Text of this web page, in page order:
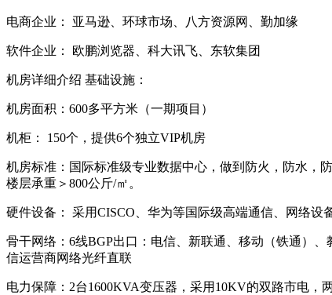
电商企业： 亚马逊、环球市场、八方资源网、勤加缘
软件企业： 欧鹏浏览器、科大讯飞、东软集团
机房详细介绍 基础设施：
机房面积：600多平方米（一期项目）
机柜： 150个，提供6个独立VIP机房
机房标准：国际标准级专业数据中心，做到防火，防水，
楼层承重＞800公斤/㎡。
硬件设备： 采用CISCO、华为等国际级高端通信、网络设
骨干网络：6线BGP出口：电信、新联通、移动（铁通）
信运营商网络光纤直联
电力保障：2台1600KVA变压器，采用10KV的双路市电，